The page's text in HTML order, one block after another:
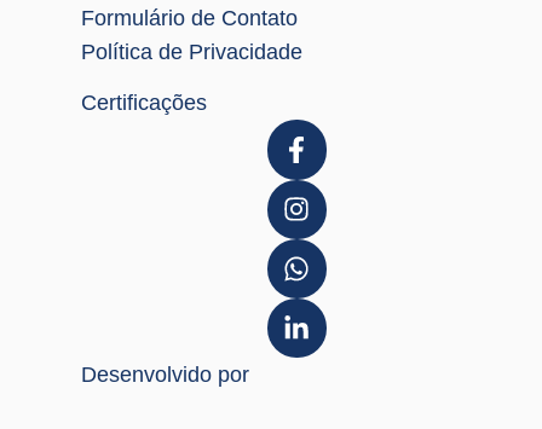
Formulário de Contato
Política de Privacidade
Certificações
Desenvolvido por